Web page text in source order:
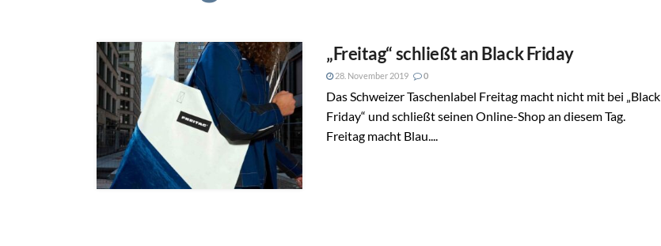
„Freitag“ schließt an Black Friday
28. November 2019 0
Das Schweizer Taschenlabel Freitag macht nicht mit bei „Black
Friday“ und schließt seinen Online-Shop an diesem Tag.
Freitag macht Blau....